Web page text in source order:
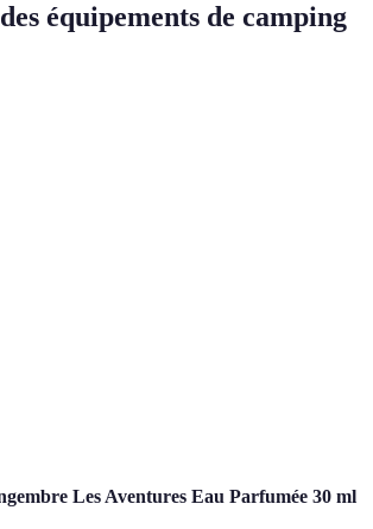
équipements de camping
Les Aventures Eau Parfumée 30 ml